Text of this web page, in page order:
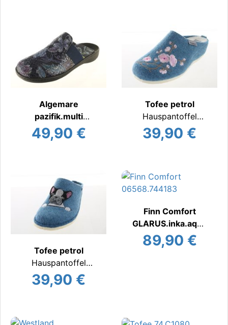
Algemare
pazifik.multi
Hauspantoffel
warm
49,90 €
Tofee petrol
Hauspantoffel
warm
39,90 €
Tofee petrol
Hauspantoffel
warm
39,90 €
Finn Comfort
GLARUS.inka.aqua
Hauspantoffel
warm
89,90 €